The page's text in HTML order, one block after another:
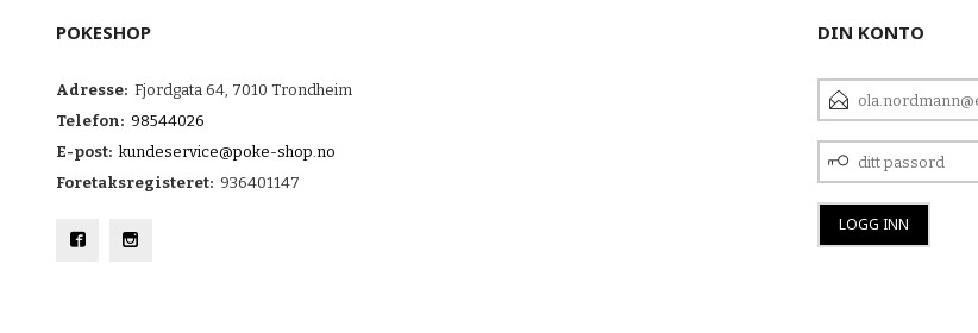
POKESHOP
Adresse: Fjordgata 64, 7010 Trondheim
Telefon: 98544026
E-post: kundeservice@poke-shop.no
Foretaksregisteret: 936401147
DIN KONTO
POSTADRESSE
DITT
PASSORD